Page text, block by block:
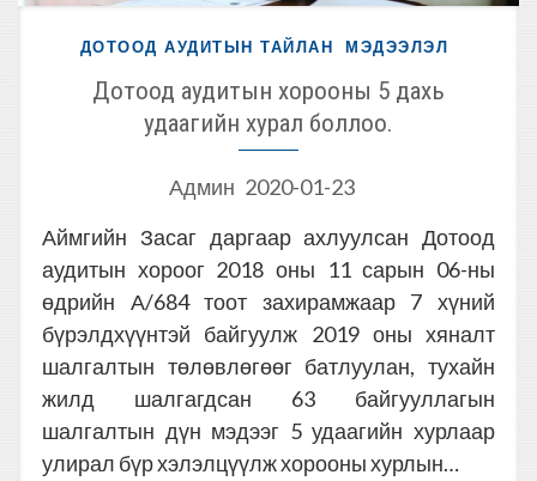
ДОТООД АУДИТЫН ТАЙЛАН МЭДЭЭЛЭЛ
Дотоод аудитын хорооны 5 дахь
удаагийн хурал боллоо.
Админ 2020-01-23
Аймгийн Засаг даргаар ахлуулсан Дотоод
аудитын хороог 2018 оны 11 сарын 06-ны
өдрийн А/684 тоот захирамжаар 7 хүний
бүрэлдхүүнтэй байгуулж 2019 оны хяналт
шалгалтын төлөвлөгөөг батлуулан, тухайн
жилд шалгагдсан 63 байгууллагын
шалгалтын дүн мэдээг 5 удаагийн хурлаар
улирал бүр хэлэлцүүлж хорооны хурлын…